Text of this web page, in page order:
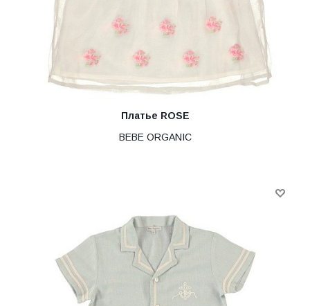
Платье ROSE
BEBE ORGANIC